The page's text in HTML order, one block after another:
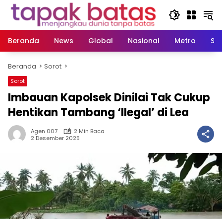
Langsung
Beranda
News Global Nasional Metro
Beranda Sorot
Sorot
Imbauan Kapolsek Dinilai Tak Cukup
Hentikan Tambang ‘Ilegal’ di Lea
Agen 007
2 Min Baca
2 Desember 2025